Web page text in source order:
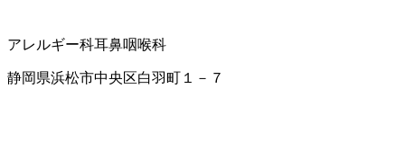
アレルギー科耳鼻咽喉科
静岡県浜松市中央区白羽町１－７